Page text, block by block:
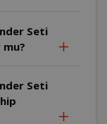
Seti
Seti